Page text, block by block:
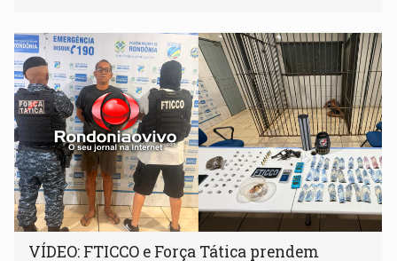
VÍDEO: FTICCO e Força Tática prendem